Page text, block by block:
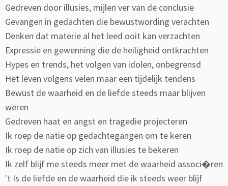
Gedreven door illusies, mijlen ver van de conclusie
Gevangen in gedachten die bewustwording verachten
Denken dat materie al het leed ooit kan verzachten
Expressie en gewenning die de heiligheid ontkrachten
Hypes en trends, het volgen van idolen, onbegrensd
Het leven volgens velen maar een tijdelijk tendens
Bewust de waarheid en de liefde steeds maar blijven
weren
Gedreven haat en angst en tragedie projecteren
Ik roep de natie op gedachtegangen om te keren
Ik roep de natie op zich van illusies te bekeren
Ik zelf blijf me steeds meer met de waarheid associ�ren
't Is de liefde en de waarheid die ik steeds weer blijf